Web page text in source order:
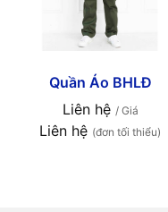
Quần Áo BHLĐ
Liên hệ / Giá
Liên hệ (đơn tối thiểu)